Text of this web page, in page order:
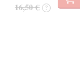
16,50 € ?